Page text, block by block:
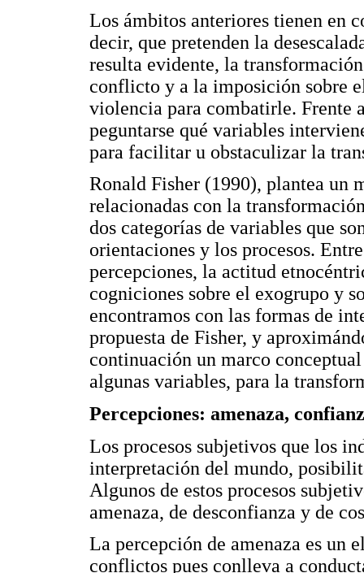
Los ámbitos anteriores tienen en
decir, que pretenden la
resulta evidente, la
conflicto y a la imposición sobre
violencia para combatirle. Frente
peguntarse qué variables
para facilitar u obstaculizar la
Ronald Fisher (1990), plantea un
relacionadas con la
dos categorías de variables que
orientaciones y los procesos.
percepciones, la actitud
cogniciones sobre el exogrupo y
encontramos con las formas de
propuesta de Fisher, y
continuación un marco
algunas variables, para la
Percepciones: amenaza,
Los procesos subjetivos que los
interpretación del mundo,
Algunos de estos procesos
amenaza, de desconfianza y de
La percepción de amenaza es un
conflictos pues conlleva a